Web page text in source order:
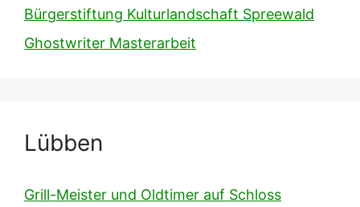
Bürgerstiftung Kulturlandschaft Spreewald
Ghostwriter Masterarbeit
Lübben
Grill-Meister und Oldtimer auf Schloss